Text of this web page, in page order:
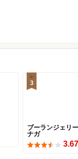
3
ブーランジェリ
ナガ
3.67